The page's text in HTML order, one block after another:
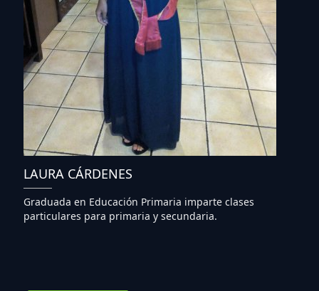
LAURA CÁRDENES
Graduada en Educación Primaria imparte clases
particulares para primaria y secundaria.